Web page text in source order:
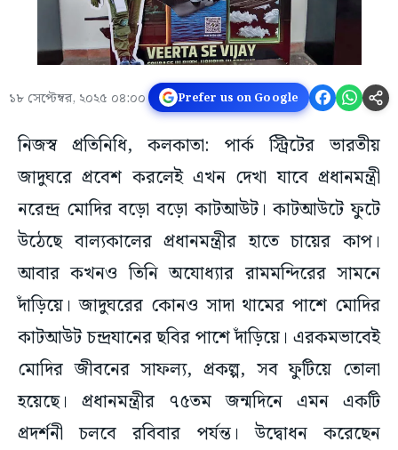
১৮ সেপ্টেম্বর, ২০২৫ ০৪:০০ Prefer us on Google
নিজস্ব প্রতিনিধি, কলকাতা: পার্ক স্ট্রিটের ভারতীয়
জাদুঘরে প্রবেশ করলেই এখন দেখা যাবে প্রধানমন্ত্রী
নরেন্দ্র মোদির বড়ো বড়ো কাটআউট। কাটআউটে ফুটে
উঠেছে বাল্যকালের প্রধানমন্ত্রীর হাতে চায়ের কাপ।
আবার কখনও তিনি অযোধ্যার রামমন্দিরের সামনে
দাঁড়িয়ে। জাদুঘরের কোনও সাদা থামের পাশে মোদির
কাটআউট চন্দ্রযানের ছবির পাশে দাঁড়িয়ে। এরকমভাবেই
মোদির জীবনের সাফল্য, প্রকল্প, সব ফুটিয়ে তোলা
হয়েছে। প্রধানমন্ত্রীর ৭৫তম জন্মদিনে এমন একটি
প্রদর্শনী চলবে রবিবার পর্যন্ত। উদ্বোধন করেছেন